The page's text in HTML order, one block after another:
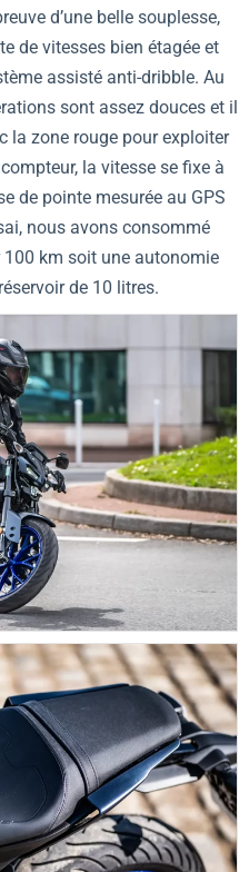
d’une belle souplesse,
de vitesses bien étagée et
assisté anti-dribble. Au
sont assez douces et il
la zone rouge pour exploiter
la vitesse se fixe à
de pointe mesurée au GPS
nous avons consommé
100 km soit une autonomie
de 10 litres.